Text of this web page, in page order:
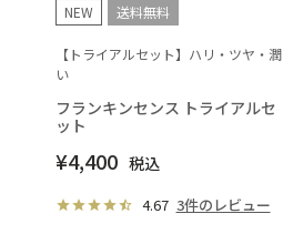
NEW 送料無料
【トライアルセット】ハリ・ツヤ・潤
い
フランキンセンス トライアルセ
ット
¥4,400 税込
4.67 3件のレビュー